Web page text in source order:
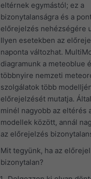
eltérnek egymástól; ez a
bizonytalanságra és a
előrejelzés nehézségére
Ilyen esetekben az
naponta változhat.
diagramunk a meteoblue
többnyire nemzeti
szolgálatok több
előrejelzését mutatja.
minél nagyobb az eltérés
modellek között, annál
az előrejelzés
Mit tegyünk, ha az
bizonytalan?